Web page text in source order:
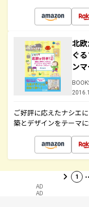
北
ぐ
ン
ご好評に応えたナシエ
築とデザインをテーマ
1
AD
AD